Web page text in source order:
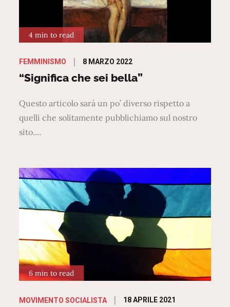
4 min to read
FEMMINISMO
Posted
on
8 MARZO 2022
“Significa che sei bella”
Questo articolo sarà un po’ diverso rispetto a
quelli che solitamente pubblichiamo sul nostro
sito.…
6 min to read
MOVIMENTO SOCIALISTA
Posted
18 APRILE 2021